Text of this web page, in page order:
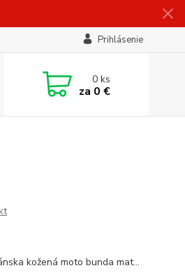
Prihlásenie
0ks
za 0 €
kožená moto bunda mat...